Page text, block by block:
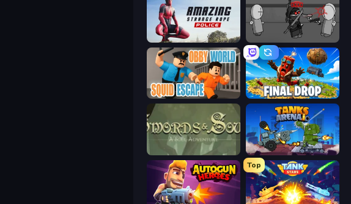
Amazing Strange Rope Police Madness Project Nexus
Final Drop
Swords & Souls Tanks Arena io: Craft & Combat
Top